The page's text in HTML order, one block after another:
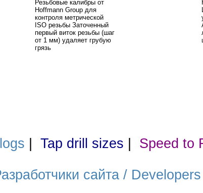
Резьбовые калибры от
Hoffmann Group для
контроля метрической
ISO резьбы Заточенный
первый виток резьбы (шаг
от 1 мм) удаляет грубую
грязь
Tap drill sizes Speed to
сайта /